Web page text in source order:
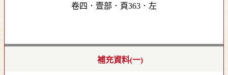
卷四．壹部．頁363．左
補充資料(一)